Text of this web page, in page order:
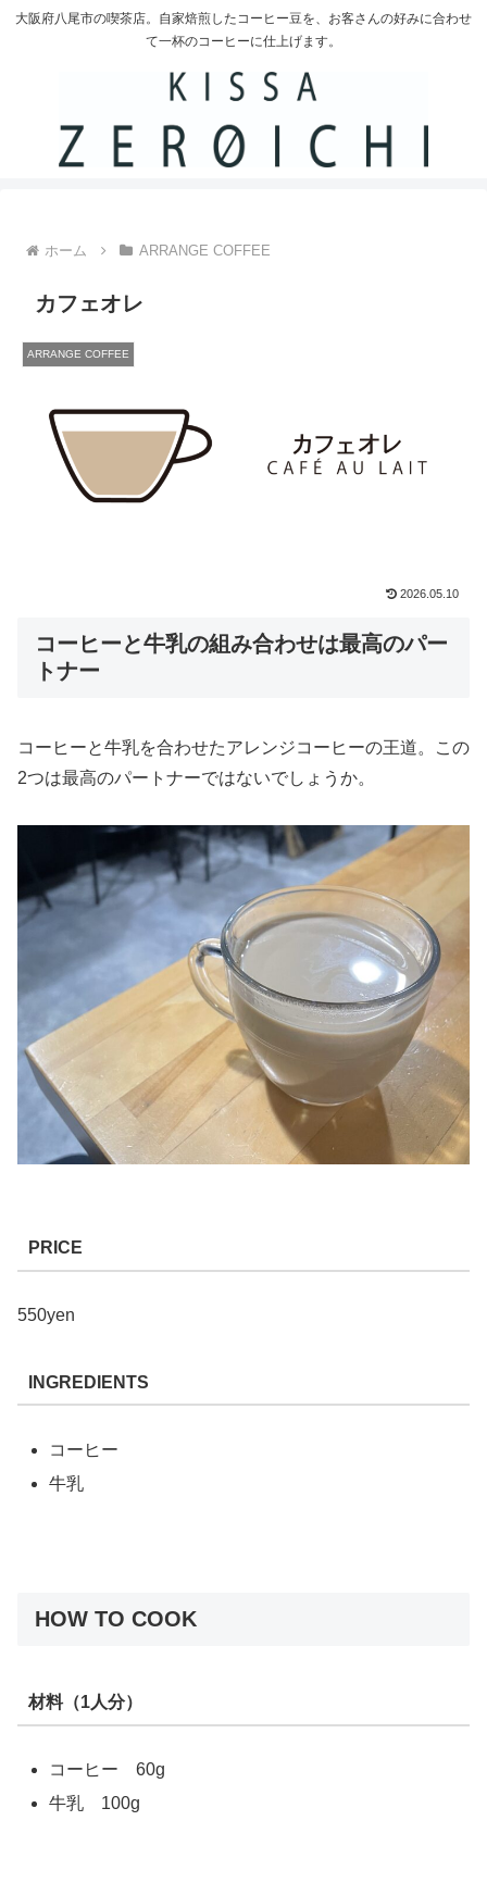
大阪府八尾市の喫茶店。自家焙煎したコーヒー豆を、お客さんの好みに合わせ
て一杯のコーヒーに仕上げます。
ホーム ARRANGE COFFEE
カフェオレ
ARRANGE COFFEE
2026.05.10
コーヒーと牛乳の組み合わせは最高のパー
トナー
コーヒーと牛乳を合わせたアレンジコーヒーの王道。この
2つは最高のパートナーではないでしょうか。
PRICE
550yen
INGREDIENTS
コーヒー
牛乳
HOW TO COOK
材料（1人分）
コーヒー 60g
牛乳 100g